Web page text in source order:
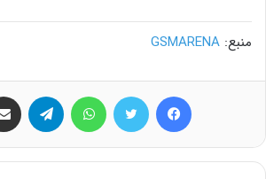
منبع: GSMARENA